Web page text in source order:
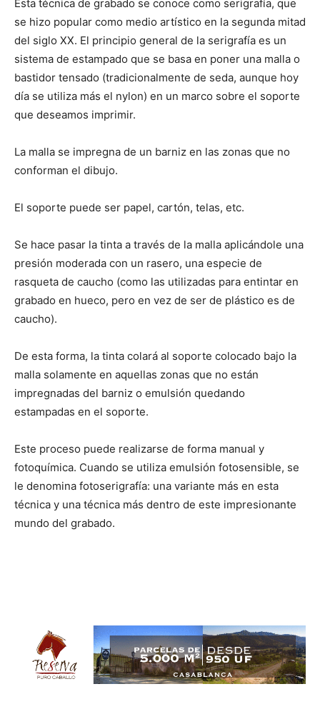
Esta técnica de grabado se conoce como serigrafía, que
se hizo popular como medio artístico en la segunda mitad
del siglo XX. El principio general de la serigrafía es un
sistema de estampado que se basa en poner una malla o
bastidor tensado (tradicionalmente de seda, aunque hoy
día se utiliza más el nylon) en un marco sobre el soporte
que deseamos imprimir.
La malla se impregna de un barniz en las zonas que no
conforman el dibujo.
El soporte puede ser papel, cartón, telas, etc.
Se hace pasar la tinta a través de la malla aplicándole una
presión moderada con un rasero, una especie de
rasqueta de caucho (como las utilizadas para entintar en
grabado en hueco, pero en vez de ser de plástico es de
caucho).
De esta forma, la tinta colará al soporte colocado bajo la
malla solamente en aquellas zonas que no están
impregnadas del barniz o emulsión quedando
estampadas en el soporte.
Este proceso puede realizarse de forma manual y
fotoquímica. Cuando se utiliza emulsión fotosensible, se
le denomina fotoserigrafía: una variante más en esta
técnica y una técnica más dentro de este impresionante
mundo del grabado.